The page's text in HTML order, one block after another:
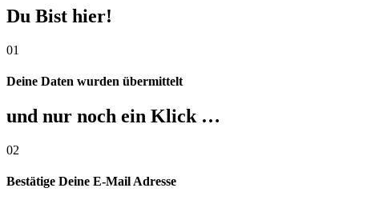
Du Bist hier!
01
Deine Daten wurden übermittelt
und nur noch ein Klick …
02
Bestätige Deine E-Mail Adresse